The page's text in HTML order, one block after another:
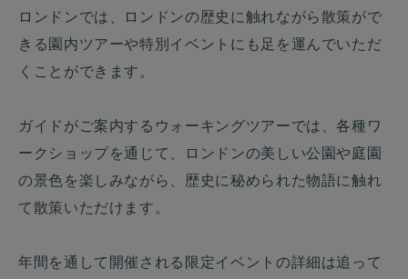
ロンドンでは、ロンドンの歴史に触れながら散策がで
きる園内ツアーや特別イベントにも足を運んでいただ
くことができます。
ガイドがご案内するウォーキングツアーでは、各種ワ
ークショップを通じて、ロンドンの美しい公園や庭園
の景色を楽しみながら、歴史に秘められた物語に触れ
て散策いただけます。
年間を通して開催される限定イベントの詳細は追って